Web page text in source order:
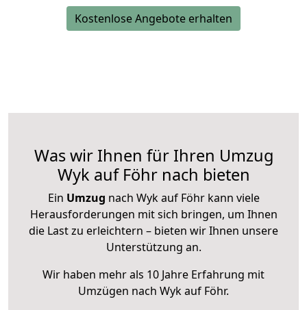
Kostenlose Angebote erhalten
Was wir Ihnen für Ihren Umzug
Wyk auf Föhr nach bieten
Ein Umzug nach Wyk auf Föhr kann viele
Herausforderungen mit sich bringen, um Ihnen
die Last zu erleichtern – bieten wir Ihnen unsere
Unterstützung an.
Wir haben mehr als 10 Jahre Erfahrung mit
Umzügen nach Wyk auf Föhr.